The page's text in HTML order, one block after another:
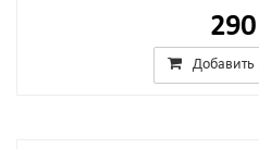
Добавить